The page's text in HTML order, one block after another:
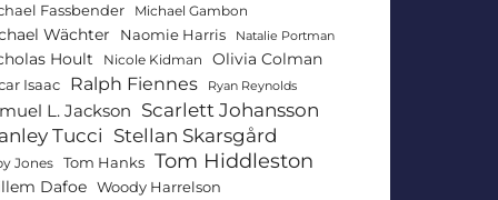
Fassbender Michael Gambon
Wächter Naomie Harris Natalie Portman
Hoult Nicole Kidman Olivia Colman
Isaac Ralph Fiennes Ryan Reynolds
L. Jackson Scarlett Johansson
Tucci Stellan Skarsgård
Jones Tom Hanks Tom Hiddleston
Dafoe Woody Harrelson